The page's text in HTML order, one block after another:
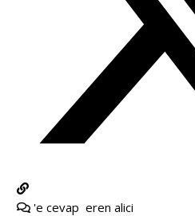
'e cevap eren alici